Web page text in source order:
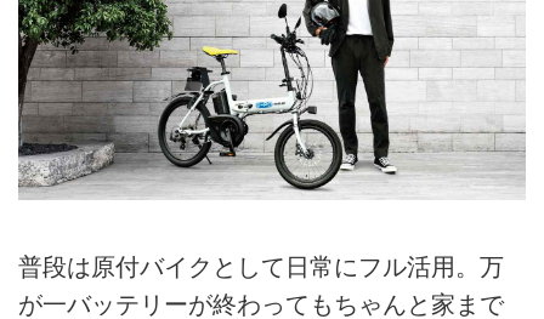
普段は原付バイクとして日常にフル活用。万
が一バッテリーが終わってもちゃんと家まで